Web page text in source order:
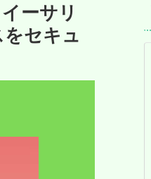
ーサリ
セキュ